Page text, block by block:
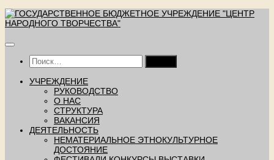
Перейти
к
Найти:
УЧРЕЖДЕНИЕ
РУКОВОДСТВО
О НАС
СТРУКТУРА
ВАКАНСИЯ
ДЕЯТЕЛЬНОСТЬ
НЕМАТЕРИАЛЬНОЕ ЭТНОКУЛЬТУРНОЕ
ДОСТОЯНИЕ